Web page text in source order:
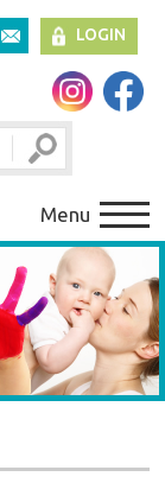
LOGIN
Menu